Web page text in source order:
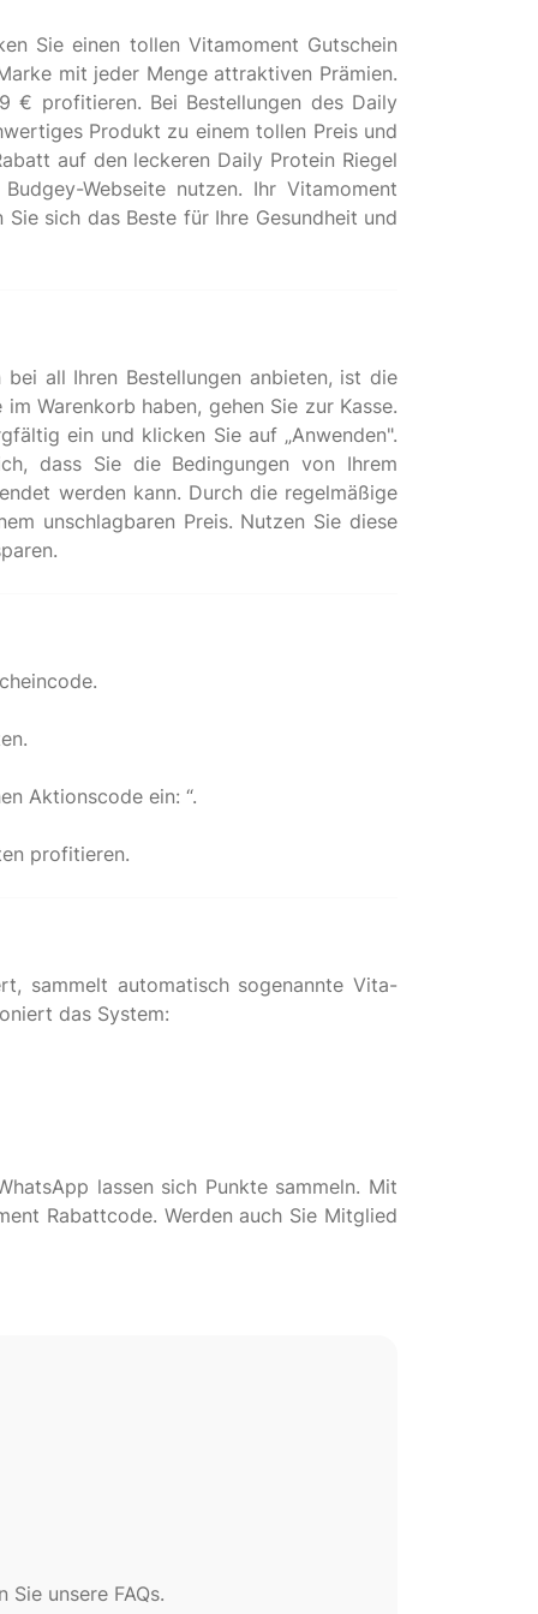
Sie einen tollen Vitamoment Gutschein
mit jeder Menge attraktiven Prämien.
€ profitieren. Bei Bestellungen des Daily
Produkt zu einem tollen Preis und
auf den leckeren Daily Protein Riegel
Webseite nutzen. Ihr Vitamoment
sich das Beste für Ihre Gesundheit und
all Ihren Bestellungen anbieten, ist die
Warenkorb haben, gehen Sie zur Kasse.
ein und klicken Sie auf „Anwenden".
dass Sie die Bedingungen von Ihrem
werden kann. Durch die regelmäßige
unschlagbaren Preis. Nutzen Sie diese
Aktionscode ein: “.
profitieren.
sammelt automatisch sogenannte Vita-
das System:
lassen sich Punkte sammeln. Mit
Rabattcode. Werden auch Sie Mitglied
unsere FAQs.